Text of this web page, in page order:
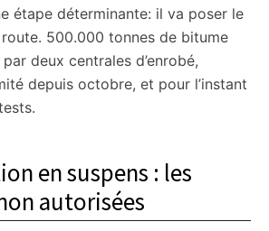
étape déterminante: il va poser le
500.000 tonnes de bitume
deux centrales d’enrobé,
depuis octobre, et pour l’instant
en suspens : les
autorisées